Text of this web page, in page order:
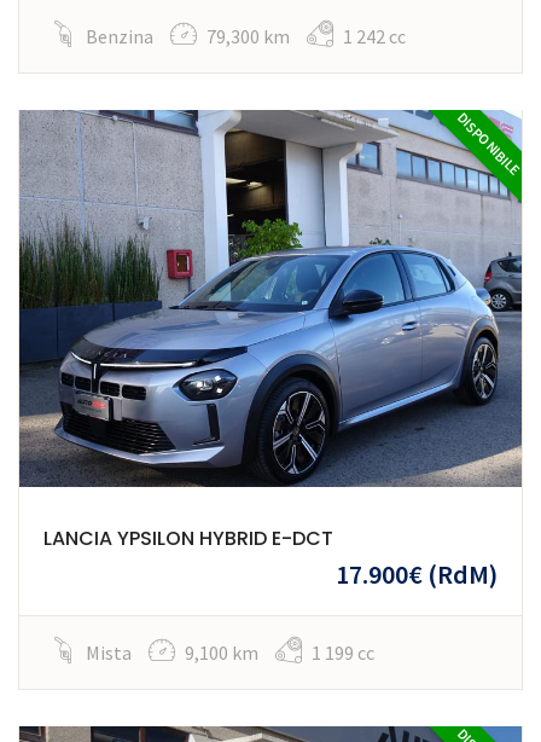
Benzina 79,300 km 1 242 cc
DISPONIBILE
LANCIA YPSILON HYBRID E-DCT
17.900€ (RdM)
Mista 9,100 km 1 199 cc